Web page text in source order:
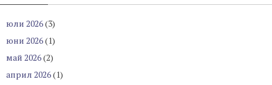
юли 2026(3)
юни 2026(1)
май 2026(2)
април 2026(1)